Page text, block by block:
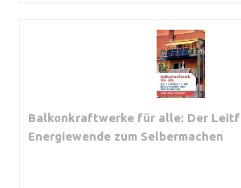
Balkonkraftwerke für alle: Der
Energiewende zum Selbermachen